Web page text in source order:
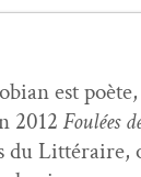
est
2012 Foulées
du Lit­téraire,